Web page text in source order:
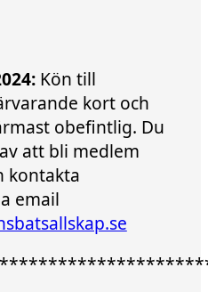
Kön till
kort och
obefintlig. Du
att bli medlem
kontakta
email